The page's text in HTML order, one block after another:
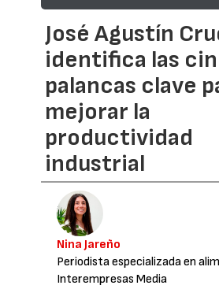
José Agustín
identifica las
palancas clave
mejorar la
productividad
industrial
Nina Jareño
Periodista especializada en
Interempresas Media